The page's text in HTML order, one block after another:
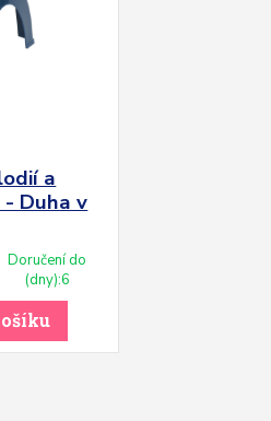
a
Duha v
Doručení do
(dny):6